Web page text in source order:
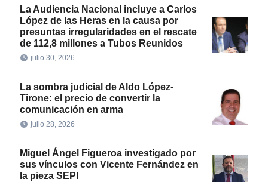
La Audiencia Nacional incluye a Carlos
López de las Heras en la causa por
presuntas irregularidades en el rescate
de 112,8 millones a Tubos Reunidos
julio 30, 2026
La sombra judicial de Aldo López-
Tirone: el precio de convertir la
comunicación en arma
julio 28, 2026
Miguel Ángel Figueroa investigado por
sus vínculos con Vicente Fernández en
la pieza SEPI